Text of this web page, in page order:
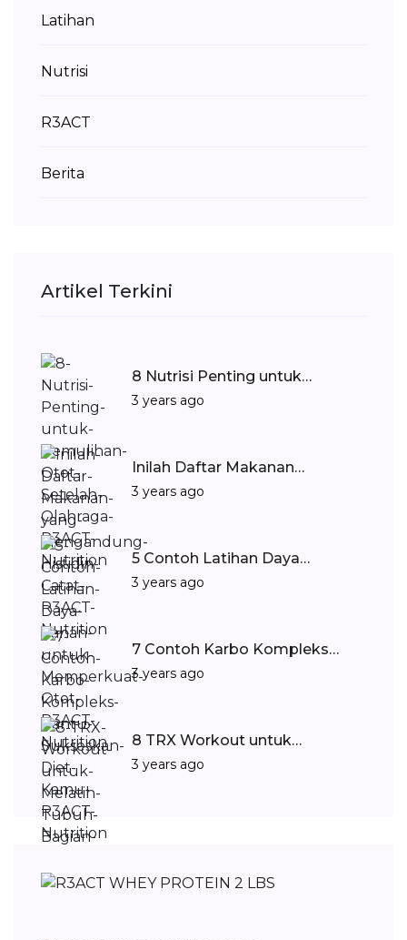
Latihan
Nutrisi
R3ACT
Berita
Artikel Terkini
8 Nutrisi Penting untuk…
3 years ago
Inilah Daftar Makanan…
3 years ago
5 Contoh Latihan Daya…
3 years ago
7 Contoh Karbo Kompleks…
3 years ago
8 TRX Workout untuk…
3 years ago